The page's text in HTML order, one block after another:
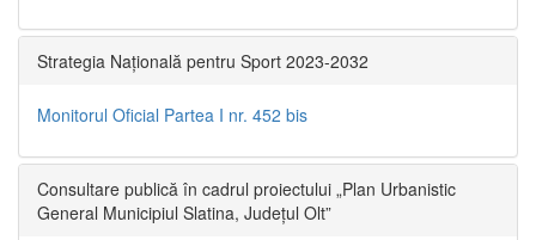
Strategia Națională pentru Sport 2023-2032
Monitorul Oficial Partea I nr. 452 bis
Consultare publică în cadrul proiectului „Plan Urbanistic
General Municipiul Slatina, Județul Olt”